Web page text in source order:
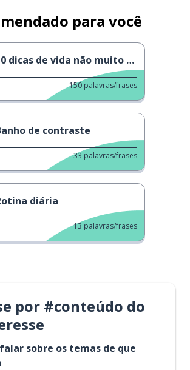
para você
dicas de vida não muito úteis
150 palavras/frases
de contraste
33 palavras/frases
diária
13 palavras/frases
por #conteúdo do
sobre os temas de que